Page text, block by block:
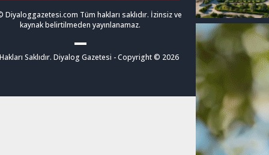
Diyaloggazetesi.com Tüm hakları saklıdır. İzinsiz ve
kaynak belirtilmeden yayınlanamaz.
Saklıdır. Diyalog Gazetesi - Copyright © 2026